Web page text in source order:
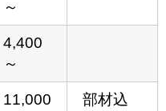
～
4,400
～
11,000
部材込